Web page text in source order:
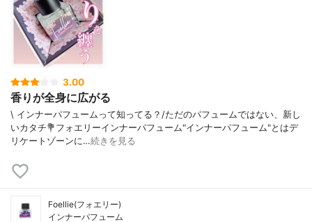
3.00
香りが全身に広がる
\ インナーパフュームって知ってる？/⁡ただのパフュームではない、新し
いカタチ⁡⁡💐フォエリーインナーパフューム⁡⁡"インナーパフューム"とはデ
リケートゾーンに…続きを見る
Foellie(フォエリー)
インナーパフューム